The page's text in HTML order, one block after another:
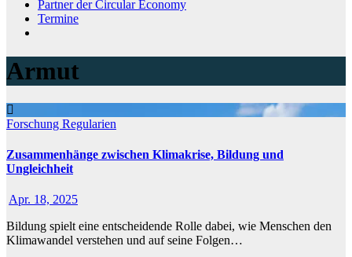
Partner der Circular Economy
Termine
Armut
Forschung Regularien
Zusammenhänge zwischen Klimakrise, Bildung und
Ungleichheit
Apr. 18, 2025
Bildung spielt eine entscheidende Rolle dabei, wie Menschen den
Klimawandel verstehen und auf seine Folgen…